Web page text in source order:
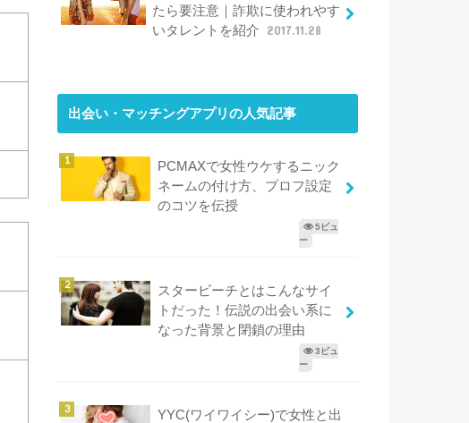
たら要注意｜詐欺に使われやす
いタレントを紹介
2017.11.28
出会い・マッチングアプリの人気記事
PCMAXで女性ウケするニック
ネームの付け方、プロフ設定
のコツを伝授
5ビュ
ー
スタービーチとはこんなサイ
トだった！伝説の出会い系に
なった背景と閉鎖の理由
3ビュ
ー
YYC(ワイワイシー)で女性と出